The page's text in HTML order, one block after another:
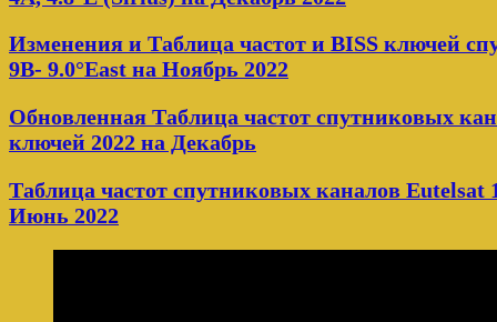
Изменения и Таблица частот и BISS ключей
9B- 9.0°East на Ноябрь 2022
Обновленная Таблица частот спутниковых
ключей 2022 на Декабрь
Таблица частот спутниковых каналов Eutelsat
Июнь 2022